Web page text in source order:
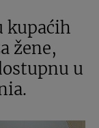
kupaćih
žene,
u